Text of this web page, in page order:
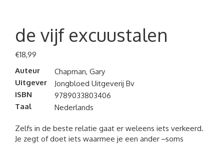
de vijf excuustalen
€18,99
Auteur
Chapman, Gary
Uitgever
Jongbloed Uitgeverij Bv
ISBN
9789033803406
Taal
Nederlands
Zelfs in de beste relatie gaat er weleens iets verkeerd.
Je zegt of doet iets waarmee je een ander ‒soms